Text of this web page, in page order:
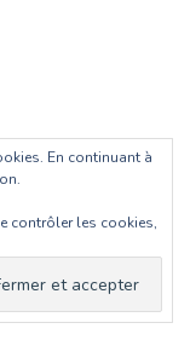
En continuant à
contrôler les cookies,